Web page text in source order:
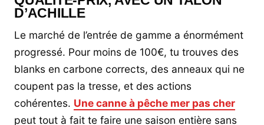
D’ACHILLE
Le marché de l’entrée de gamme a énormément
progressé. Pour moins de 100€, tu trouves des
blanks en carbone corrects, des anneaux qui ne
coupent pas la tresse, et des actions
cohérentes. Une canne à pêche mer pas cher
peut tout à fait te faire une saison entière sans